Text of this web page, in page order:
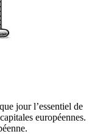
jour l’essentiel de
européennes.